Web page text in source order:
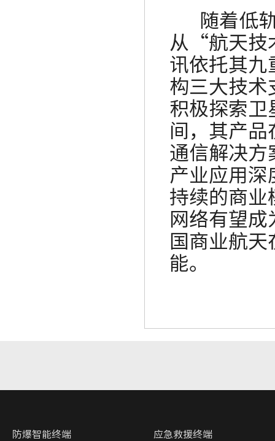
随着低轨
从
“航天
讯依托其九
构三大技术
积极探索卫
间，其产品
通信解决方
产业应用深
持续的商业
网络有望
国商业航天
能。
防爆智能终端 应急救援终端